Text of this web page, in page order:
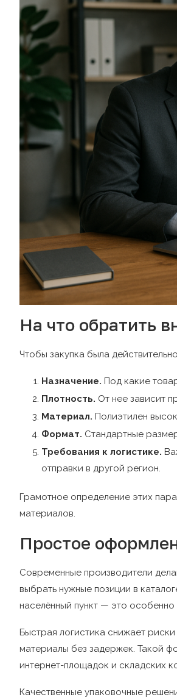
На что обратить
Чтобы закупка была
Назначение. Под какие
Плотность. От нее зависит
Материал. Полиэтилен
Формат. Стандартные
Требования к логистике.
отправки в другой регион.
Грамотное определение этих
материалов.
Простое
Современные производители
выбрать нужные позиции в
населённый пункт — это
Быстрая логистика снижает
материалы без задержек. Такой
интернет-площадок и складских
Качественные упаковочные